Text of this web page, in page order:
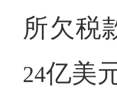
所欠税
24亿美